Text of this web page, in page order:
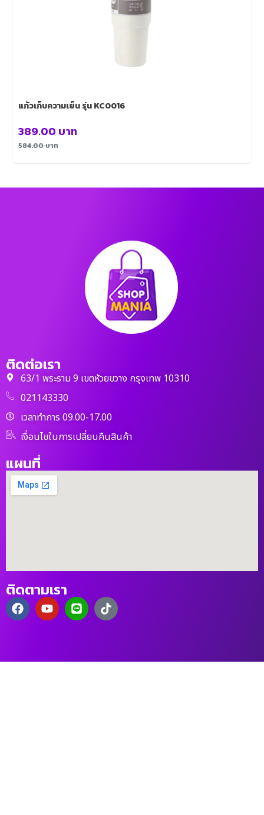
แก้วเก็บความเย็น รุ่น KC0016
584.00บาท
389.00 บาท
ติดต่อเรา
63/1 พระราม 9 เขตห้วยขวาง กรุงเทพ 10310
021143330
เวลาทำการ 09.00-17.00
เงื่อนไขในการเปลี่ยนคืนสินค้า
แผนที่
ติดตามเรา